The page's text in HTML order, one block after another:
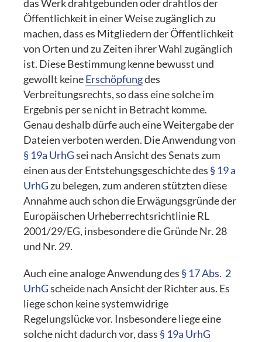
das Werk drahtgebunden oder drahtlos der
Öffentlichkeit in einer Weise zugänglich zu
machen, dass es Mitgliedern der Öffentlichkeit
von Orten und zu Zeiten ihrer Wahl zugänglich
ist. Diese Bestimmung kenne bewusst und
gewollt keineErschöpfungdes
Verbreitungsrechts, so dass eine solche im
Ergebnis per se nicht in Betracht komme.
Genau deshalb dürfe auch eine Weitergabe der
Dateien verboten werden. Die Anwendung von
§ 19a UrhGsei nach Ansicht des Senats zum
einen aus der Entstehungsgeschichte des § 19 a
UrhG zu belegen, zum anderen stützten diese
Annahme auch schon die Erwägungsgründe der
Europäischen Urheberrechtsrichtlinie RL
2001/29/EG, insbesondere die Gründe Nr. 28
und Nr. 29.
Auch eine analoge Anwendung des § 17 Abs. 2
UrhGscheide nach Ansicht der Richter aus. Es
liege schon keine systemwidrige
Regelungslücke vor. Insbesondere liege eine
solche nicht dadurch vor, dass § 19a UrhG